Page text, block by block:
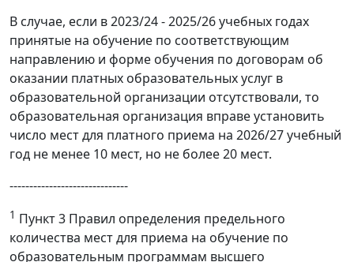
В случае, если в 2023/24 - 2025/26 учебных годах
принятые на обучение по соответствующим
направлению и форме обучения по договорам об
оказании платных образовательных услуг в
образовательной организации отсутствовали, то
образовательная организация вправе установить
число мест для платного приема на 2026/27 учебный
год не менее 10 мест, но не более 20 мест.
------------------------------
1 Пункт 3 Правил определения предельного
количества мест для приема на обучение по
образовательным программам высшего